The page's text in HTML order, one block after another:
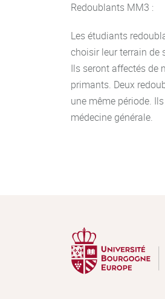
Redoublants MM3 :
Les étudiants
choisir leur terrain de
Ils seront affectés de
primants. Deux
une même période.
médecine générale.